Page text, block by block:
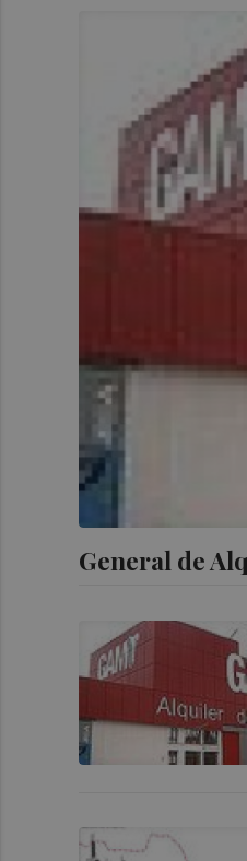
General de